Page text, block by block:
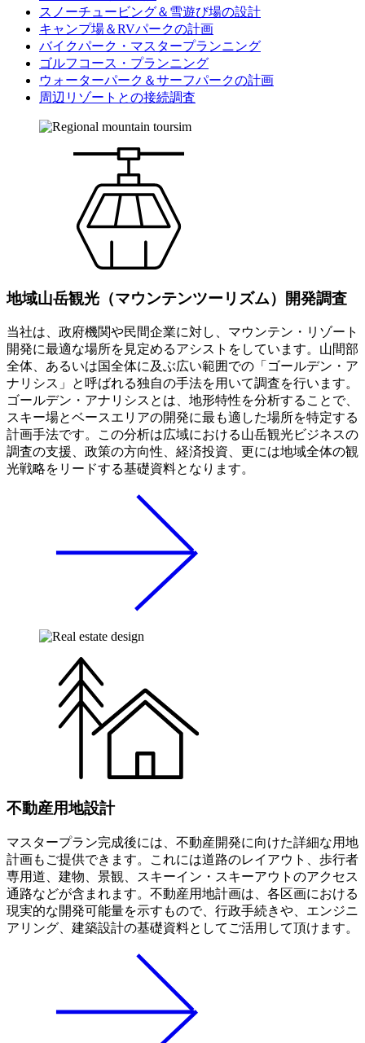
スノーチュービング＆雪遊び場の設計
キャンプ場＆RVパークの計画
バイクパーク・マスタープランニング
ゴルフコース・プランニング
ウォーターパーク＆サーフパークの計画
周辺リゾートとの接続調査
地域山岳観光（マウンテンツーリズム）開発調査
当社は、政府機関や民間企業に対し、マウンテン・リゾート
開発に最適な場所を見定めるアシストをしています。山間部
全体、あるいは国全体に及ぶ広い範囲での「ゴールデン・ア
ナリシス」と呼ばれる独自の手法を用いて調査を行います。
ゴールデン・アナリシスとは、地形特性を分析することで、
スキー場とベースエリアの開発に最も適した場所を特定する
計画手法です。この分析は広域における山岳観光ビジネスの
調査の支援、政策の方向性、経済投資、更には地域全体の観
光戦略をリードする基礎資料となります。
不動産用地設計
マスタープラン完成後には、不動産開発に向けた詳細な用地
計画もご提供できます。これには道路のレイアウト、歩行者
専用道、建物、景観、スキーイン・スキーアウトのアクセス
通路などが含まれます。不動産用地計画は、各区画における
現実的な開発可能量を示すもので、行政手続きや、エンジニ
アリング、建築設計の基礎資料としてご活用して頂けます。